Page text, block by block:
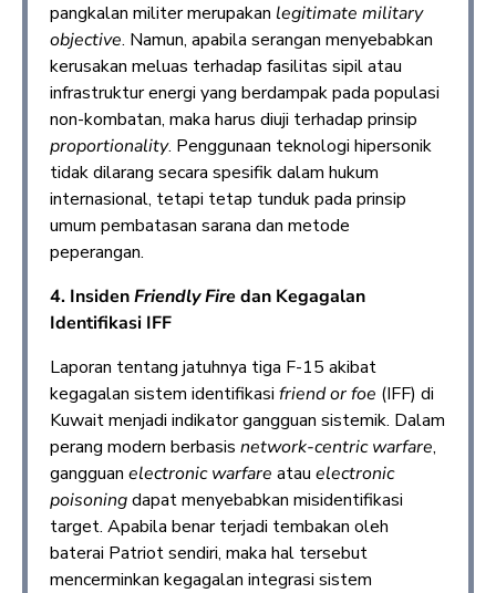
pangkalan militer merupakan legitimate military
objective. Namun, apabila serangan menyebabkan
kerusakan meluas terhadap fasilitas sipil atau
infrastruktur energi yang berdampak pada populasi
non-kombatan, maka harus diuji terhadap prinsip
proportionality. Penggunaan teknologi hipersonik
tidak dilarang secara spesifik dalam hukum
internasional, tetapi tetap tunduk pada prinsip
umum pembatasan sarana dan metode
peperangan.
4. InsidenFriendly Firedan Kegagalan
Identifikasi IFF
Laporan tentang jatuhnya tiga F-15 akibat
kegagalan sistem identifikasi friend or foe (IFF) di
Kuwait menjadi indikator gangguan sistemik. Dalam
perang modern berbasis network-centric warfare,
gangguan electronic warfare atau electronic
poisoningdapat menyebabkan misidentifikasi
target. Apabila benar terjadi tembakan oleh
baterai Patriot sendiri, maka hal tersebut
mencerminkan kegagalan integrasi sistem